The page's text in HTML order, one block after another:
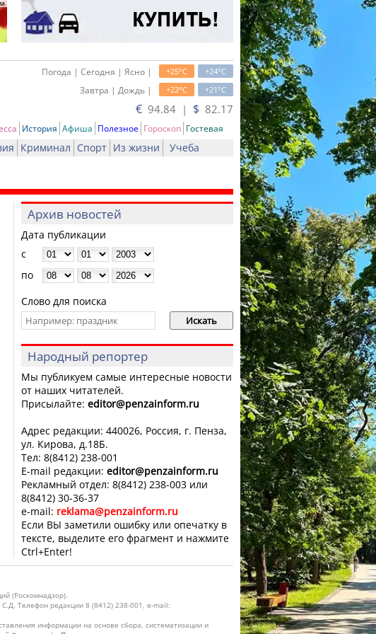
+24oC
+25oC
Погода | Сегодня | Ясно |
+21oC
+22oC
Завтра | Дождь |
€ 94.84 | $ 82.17
История Афиша Полезное Гороскоп Гостевая
Криминал Спорт Из жизни Учеба
Архив новостей
Дата публикации
с
по
Слово для поиска
Народный репортер
Мы публикуем самые интересные новости
от наших читателей.
Присылайте: editor@penzainform.ru
Адрес редакции: 440026, Россия, г. Пенза,
ул. Кирова, д.18Б.
Тел: 8(8412) 238-001
E-mail редакции: editor@penzainform.ru
Рекламный отдел: 8(8412) 238-003 или
8(8412) 30-36-37
e-mail: reklama@penzainform.ru
Если ВЫ заметили ошибку или опечатку в
тексте, выделите его фрагмент и нажмите
Ctrl+Enter!
(Роскомнадзор).
Телефон редакции 8 (8412) 238-001, e-mail:
информации на основе сбора, систематизации и